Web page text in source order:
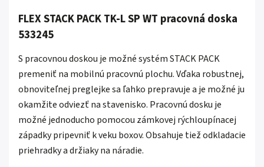
FLEX STACK PACK TK-L SP WT pracovná doska
533245
S pracovnou doskou je možné systém STACK PACK
premeniť na mobilnú pracovnú plochu. Vďaka robustnej,
obnoviteľnej preglejke sa ľahko prepravuje a je možné ju
okamžite odviezť na stavenisko. Pracovnú dosku je
možné jednoducho pomocou zámkovej rýchloupínacej
západky pripevniť k veku boxov. Obsahuje tiež odkladacie
priehradky a držiaky na náradie.